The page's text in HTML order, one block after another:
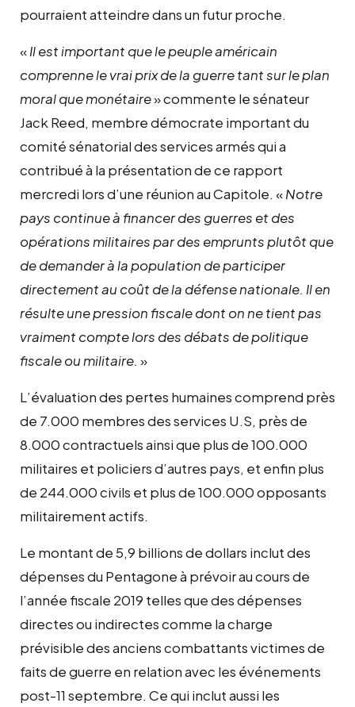
pourraient atteindre dans un futur proche.
«Il est important que le peuple américain
comprenne le vrai prix de la guerre tantsur leplan
moral que monétaire» commente le sénateur
Jack Reed, membre démocrate important du
comité sénatorial des services armés qui a
contribué à la présentation de ce rapport
mercredi lors d’une réunion au Capitole. «Notre
pays continue à financer des guerres et des
opérations militaires par des emprunts plutôt que
de demander à la population de participer
directement au coût de la défense nationale. Il en
résulte une pression fiscale dont on ne tient pas
vraiment compte lors des débats de politique
fiscale ou militaire. »
L’évaluation des pertes humaines comprend près
de 7.000 membres des services U.S, près de
8.000 contractuels ainsi que plus de 100.000
militaires et policiers d’autres pays, et enfin plus
de 244.000 civils et plus de 100.000 opposants
militairement actifs.
Le montant de 5,9 billions de dollars inclut des
dépenses du Pentagone à prévoir au cours de
l’année fiscale 2019 telles que des dépenses
directes ou indirectes comme la charge
prévisible des anciens combattants victimes de
faits de guerre en relation avec les événements
post-11 septembre. Ce qui inclut aussi les